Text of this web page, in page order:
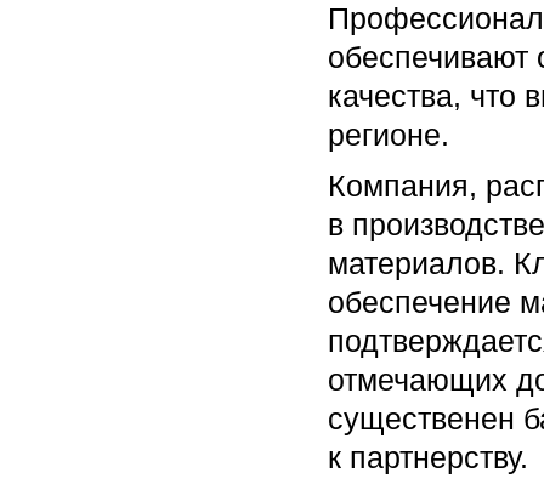
обеспечивают
качества, что
регионе.
Компания,
в
материалов.
обеспечение
отмечающих
существенен
к партнерству.